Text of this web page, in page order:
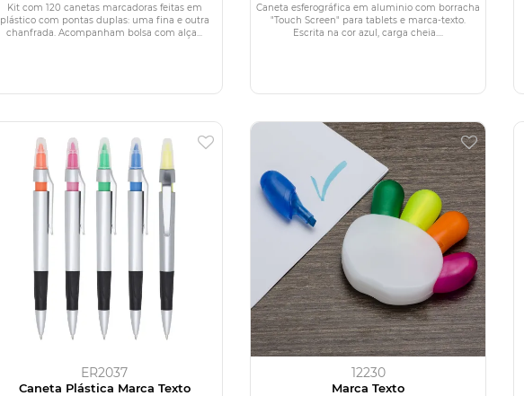
Kit com 120 canetas marcadoras feitas em
plástico com pontas duplas: uma fina e outra
chanfrada. Acompanham bolsa com alça...
Caneta esferográfica em aluminio com borracha
"Touch Screen" para tablets e marca-texto.
Escrita na cor azul, carga cheia....
ER2037
Caneta Plástica Marca Texto
12230
Marca Texto